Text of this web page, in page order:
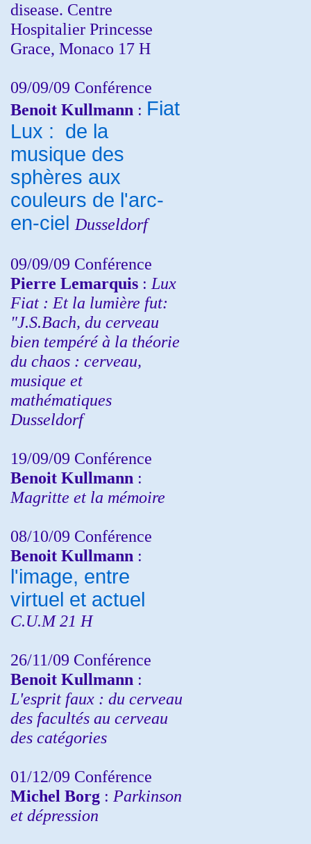
disease. Centre
Hospitalier Princesse
Grace, Monaco 17 H
09/09/09 Conférence
Benoit Kullmann : Fiat
Lux : de la
musique des
sphères aux
couleurs de l'arc-
en-ciel Dusseldorf
09/09/09 Conférence
Pierre Lemarquis : Lux
Fiat : Et la lumière fut:
"J.S.Bach, du cerveau
bien tempéré à la théorie
du chaos : cerveau,
musique et
mathématiques
Dusseldorf
19/09/09 Conférence
Benoit Kullmann :
Magritte et la mémoire
08/10/09 Conférence
Benoit Kullmann :
l'image, entre
virtuel et actuel
C.U.M 21 H
26/11/09 Conférence
Benoit Kullmann :
L'esprit faux : du cerveau
des facultés au cerveau
des catégories
01/12/09 Conférence
Michel Borg : Parkinson
et dépression